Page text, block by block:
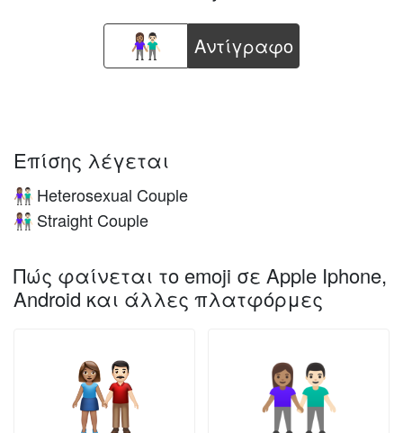
Aντίγραφο
Επίσης λέγεται
👩🏽‍🤝‍👨🏻 Heterosexual Couple
👩🏽‍🤝‍👨🏻 Straight Couple
Πώς φαίνεται το emoji σε Apple Iphone,
Android και άλλες πλατφόρμες